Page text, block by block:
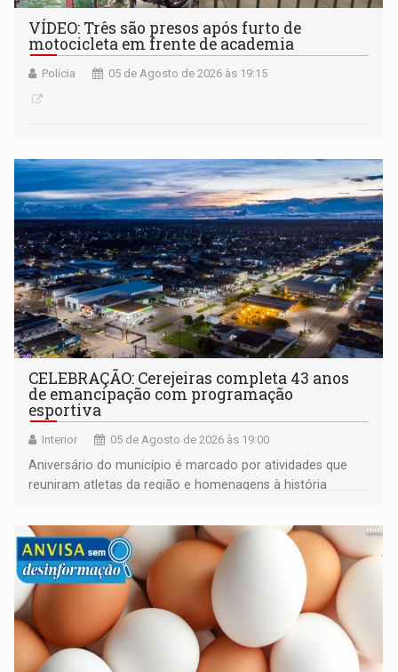
VÍDEO: Três são presos após furto de
motocicleta em frente de academia
Polícia 05 de Agosto de 2026 às 19:15
CELEBRAÇÃO: Cerejeiras completa 43 anos
de emancipação com programação
esportiva
Interior 05 de Agosto de 2026 às 19:00
Aniversário do município é marcado por atividades que
reuniram atletas da região e homenagens à história